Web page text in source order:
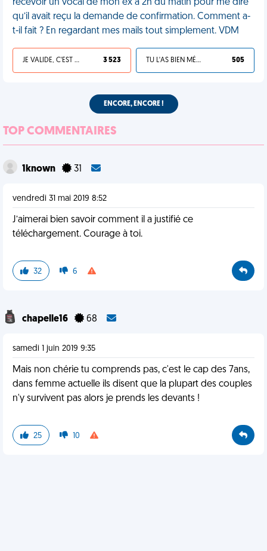
recevoir un vocal de mon ex à 2h du matin pour me dire
qu’il avait reçu la demande de confirmation. Comment a-
t-il fait ? En regardant mes mails tout simplement. VDM
JE VALIDE, C'EST UNE VDM 3 523 TU L'AS BIEN MÉRITÉ 505
ENCORE, ENCORE !
TOP COMMENTAIRES
1known 31
vendredi 31 mai 2019 8:52
J’aimerai bien savoir comment il a justifié ce
téléchargement. Courage à toi.
32 6
chapelle16 68
samedi 1 juin 2019 9:35
Mais non chérie tu comprends pas, c'est le cap des 7ans,
dans femme actuelle ils disent que la plupart des couples
n'y survivent pas alors je prends les devants !
25 10